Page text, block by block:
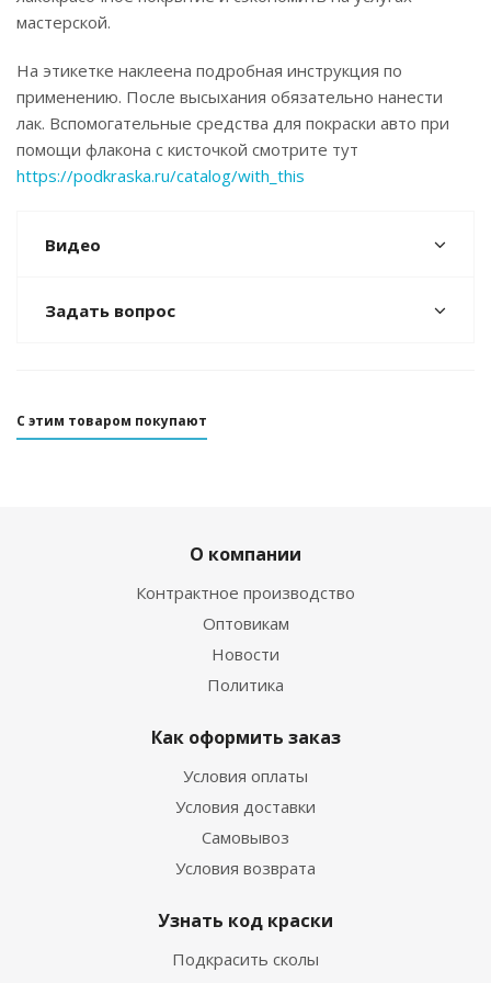
мастерской.
На этикетке наклеена подробная инструкция по
применению. После высыхания обязательно нанести
лак. Вспомогательные средства для покраски авто при
помощи флакона с кисточкой смотрите тут
https://podkraska.ru/catalog/with_this
Видео
Задать вопрос
С этим товаром покупают
О компании
Контрактное производство
Оптовикам
Новости
Политика
Как оформить заказ
Условия оплаты
Условия доставки
Самовывоз
Условия возврата
Узнать код краски
Подкрасить сколы